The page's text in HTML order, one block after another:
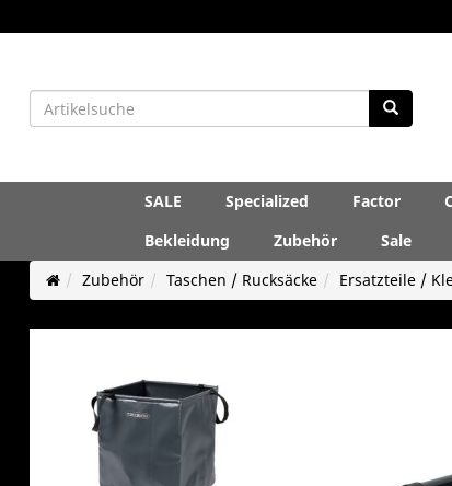
SALE Specialized Factor
Bekleidung
Zubehör Sale
Zubehör
Taschen / Rucksäcke Ersatzteile /